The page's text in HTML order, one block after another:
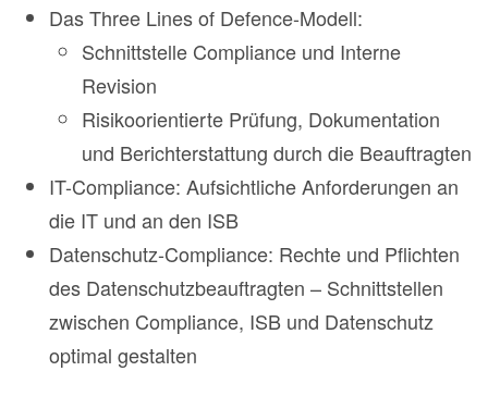
Das Three Lines of Defence-Modell:
Schnittstelle Compliance und Interne
Revision
Risikoorientierte Prüfung, Dokumentation
und Berichterstattung durch die Beauftragten
IT-Compliance: Aufsichtliche Anforderungen an
die IT und an den ISB
Datenschutz-Compliance: Rechte und Pflichten
des Datenschutzbeauftragten – Schnittstellen
zwischen Compliance, ISB und Datenschutz
optimal gestalten